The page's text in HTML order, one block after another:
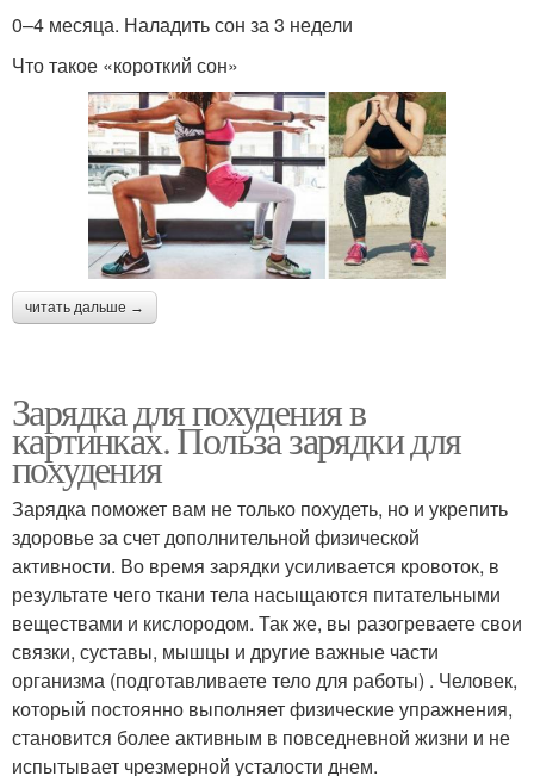
0–4 месяца. Наладить сон за 3 недели
Что такое «короткий сон»
читать дальше →
Зарядка для похудения в
картинках. Польза зарядки для
похудения
Зарядка поможет вам не только похудеть, но и укрепить
здоровье за счет дополнительной физической
активности. Во время зарядки усиливается кровоток, в
результате чего ткани тела насыщаются питательными
веществами и кислородом. Так же, вы разогреваете свои
связки, суставы, мышцы и другие важные части
организма (подготавливаете тело для работы) . Человек,
который постоянно выполняет физические упражнения,
становится более активным в повседневной жизни и не
испытывает чрезмерной усталости днем.